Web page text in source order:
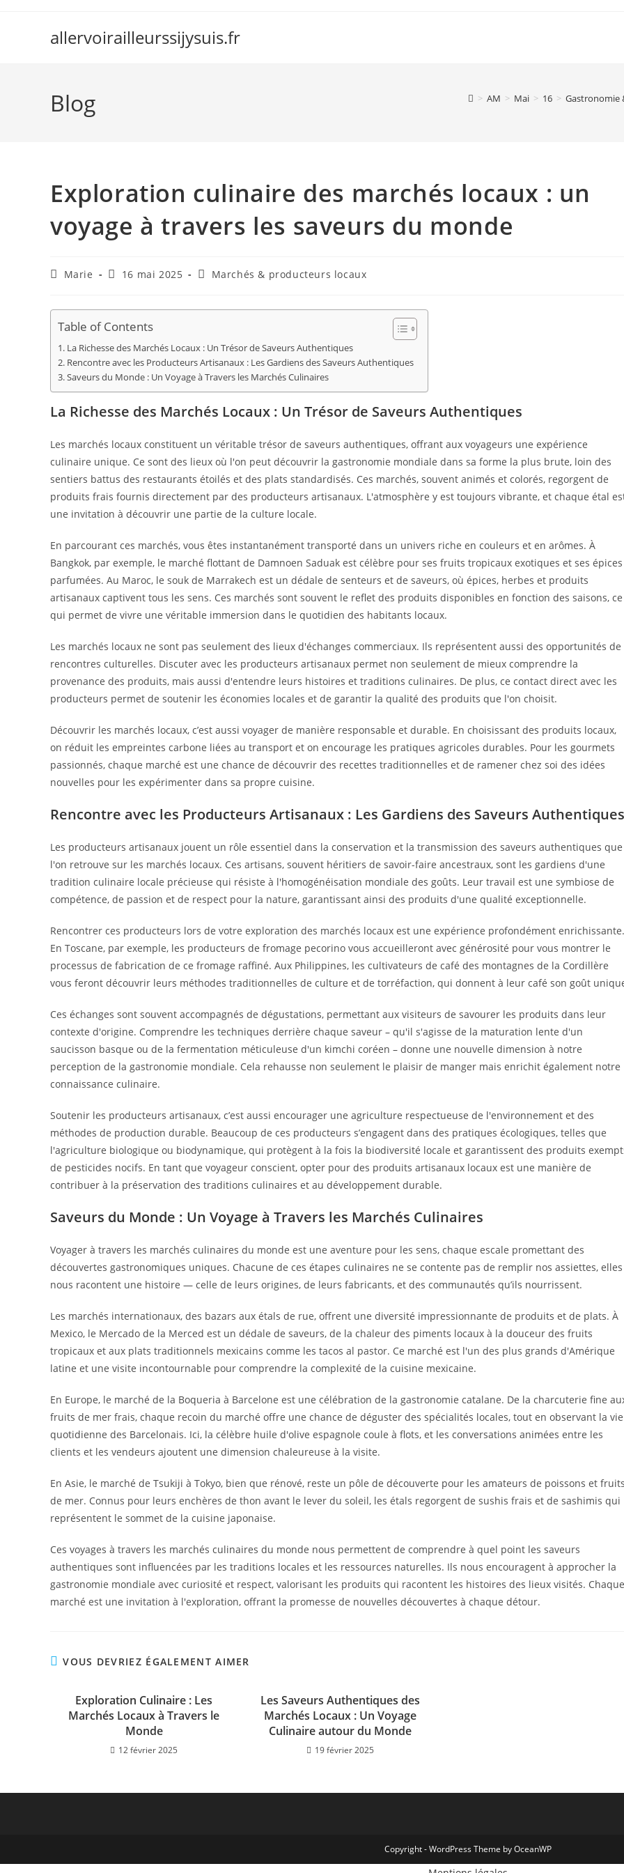
allervoirailleurssijysuis.fr
Blog > AM > Mai > 16 > Gastronomie
Exploration culinaire des marchés locaux : un
voyage à travers les saveurs du monde
Auteur/autrice
publication :
Marie
Publication
16 mai 2025
PostMarchés & producteurs locaux
Table of Contents
La Richesse des Marchés Locaux : Un Trésor de Saveurs Authentiques
Rencontre avec les Producteurs Artisanaux : Les Gardiens des Saveurs Authentiques
Saveurs du Monde : Un Voyage à Travers les Marchés Culinaires
La Richesse des Marchés Locaux : Un Trésor de Saveurs Authentiques
Les marchés locaux constituent un véritable trésor de saveurs authentiques, offrant aux voyageurs une expérience
culinaire unique. Ce sont des lieux où l'on peut découvrir la gastronomie mondiale dans sa forme la plus brute, loin des
sentiers battus des restaurants étoilés et des plats standardisés. Ces marchés, souvent animés et colorés, regorgent de
produits frais fournis directement par des producteurs artisanaux. L'atmosphère y est toujours vibrante, et chaque étal
une invitation à découvrir une partie de la culture locale.
En parcourant ces marchés, vous êtes instantanément transporté dans un univers riche en couleurs et en arômes. À
Bangkok, par exemple, le marché flottant de Damnoen Saduak est célèbre pour ses fruits tropicaux exotiques et ses épices
parfumées. Au Maroc, le souk de Marrakech est un dédale de senteurs et de saveurs, où épices, herbes et produits
artisanaux captivent tous les sens. Ces marchés sont souvent le reflet des produits disponibles en fonction des saisons, ce
qui permet de vivre une véritable immersion dans le quotidien des habitants locaux.
Les marchés locaux ne sont pas seulement des lieux d'échanges commerciaux. Ils représentent aussi des opportunités de
rencontres culturelles. Discuter avec les producteurs artisanaux permet non seulement de mieux comprendre la
provenance des produits, mais aussi d'entendre leurs histoires et traditions culinaires. De plus, ce contact direct avec les
producteurs permet de soutenir les économies locales et de garantir la qualité des produits que l'on choisit.
Découvrir les marchés locaux, c’est aussi voyager de manière responsable et durable. En choisissant des produits locaux,
on réduit les empreintes carbone liées au transport et on encourage les pratiques agricoles durables. Pour les gourmets
passionnés, chaque marché est une chance de découvrir des recettes traditionnelles et de ramener chez soi des idées
nouvelles pour les expérimenter dans sa propre cuisine.
Rencontre avec les Producteurs Artisanaux : Les Gardiens des Saveurs Authentiques
Les producteurs artisanaux jouent un rôle essentiel dans la conservation et la transmission des saveurs authentiques que
l'on retrouve sur les marchés locaux. Ces artisans, souvent héritiers de savoir-faire ancestraux, sont les gardiens d'une
tradition culinaire locale précieuse qui résiste à l'homogénéisation mondiale des goûts. Leur travail est une symbiose de
compétence, de passion et de respect pour la nature, garantissant ainsi des produits d'une qualité exceptionnelle.
Rencontrer ces producteurs lors de votre exploration des marchés locaux est une expérience profondément enrichissante.
En Toscane, par exemple, les producteurs de fromage pecorino vous accueilleront avec générosité pour vous montrer le
processus de fabrication de ce fromage raffiné. Aux Philippines, les cultivateurs de café des montagnes de la Cordillère
vous feront découvrir leurs méthodes traditionnelles de culture et de torréfaction, qui donnent à leur café son goût
Ces échanges sont souvent accompagnés de dégustations, permettant aux visiteurs de savourer les produits dans leur
contexte d'origine. Comprendre les techniques derrière chaque saveur – qu'il s'agisse de la maturation lente d'un
saucisson basque ou de la fermentation méticuleuse d'un kimchi coréen – donne une nouvelle dimension à notre
perception de la gastronomie mondiale. Cela rehausse non seulement le plaisir de manger mais enrichit également notre
connaissance culinaire.
Soutenir les producteurs artisanaux, c’est aussi encourager une agriculture respectueuse de l'environnement et des
méthodes de production durable. Beaucoup de ces producteurs s’engagent dans des pratiques écologiques, telles que
l'agriculture biologique ou biodynamique, qui protègent à la fois la biodiversité locale et garantissent des produits
de pesticides nocifs. En tant que voyageur conscient, opter pour des produits artisanaux locaux est une manière de
contribuer à la préservation des traditions culinaires et au développement durable.
Saveurs du Monde : Un Voyage à Travers les Marchés Culinaires
Voyager à travers les marchés culinaires du monde est une aventure pour les sens, chaque escale promettant des
découvertes gastronomiques uniques. Chacune de ces étapes culinaires ne se contente pas de remplir nos assiettes, elles
nous racontent une histoire — celle de leurs origines, de leurs fabricants, et des communautés qu’ils nourrissent.
Les marchés internationaux, des bazars aux étals de rue, offrent une diversité impressionnante de produits et de plats. À
Mexico, le Mercado de la Merced est un dédale de saveurs, de la chaleur des piments locaux à la douceur des fruits
tropicaux et aux plats traditionnels mexicains comme les tacos al pastor. Ce marché est l'un des plus grands d'Amérique
latine et une visite incontournable pour comprendre la complexité de la cuisine mexicaine.
En Europe, le marché de la Boqueria à Barcelone est une célébration de la gastronomie catalane. De la charcuterie fine
fruits de mer frais, chaque recoin du marché offre une chance de déguster des spécialités locales, tout en observant la vie
quotidienne des Barcelonais. Ici, la célèbre huile d'olive espagnole coule à flots, et les conversations animées entre les
clients et les vendeurs ajoutent une dimension chaleureuse à la visite.
En Asie, le marché de Tsukiji à Tokyo, bien que rénové, reste un pôle de découverte pour les amateurs de poissons et
de mer. Connus pour leurs enchères de thon avant le lever du soleil, les étals regorgent de sushis frais et de sashimis qui
représentent le sommet de la cuisine japonaise.
Ces voyages à travers les marchés culinaires du monde nous permettent de comprendre à quel point les saveurs
authentiques sont influencées par les traditions locales et les ressources naturelles. Ils nous encouragent à approcher la
gastronomie mondiale avec curiosité et respect, valorisant les produits qui racontent les histoires des lieux visités. Chaque
marché est une invitation à l'exploration, offrant la promesse de nouvelles découvertes à chaque détour.
VOUS DEVRIEZ ÉGALEMENT AIMER
Exploration Culinaire : Les
Marchés Locaux à Travers le
Monde
12 février 2025
Les Saveurs Authentiques des
Marchés Locaux : Un Voyage
Culinaire autour du Monde
19 février 2025
Copyright - WordPress Theme by OceanWP